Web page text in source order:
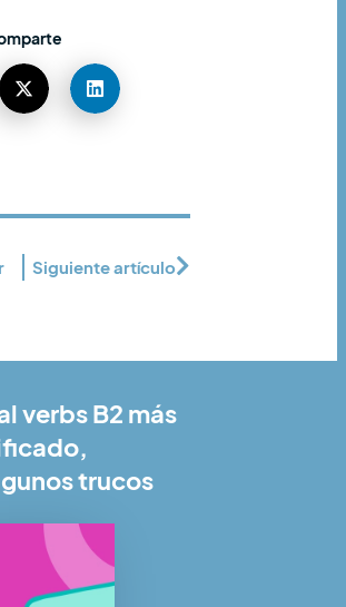
Siguiente artículo
verbs B2 más
trucos